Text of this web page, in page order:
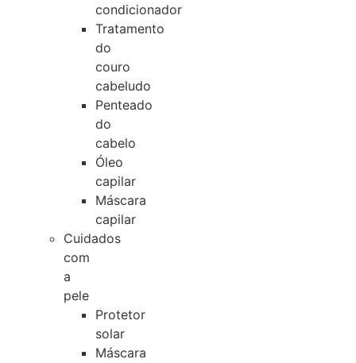
condicionador
Tratamento
do
couro
cabeludo
Penteado
do
cabelo
Óleo
capilar
Máscara
capilar
Cuidados
com
a
pele
Protetor
solar
Máscara